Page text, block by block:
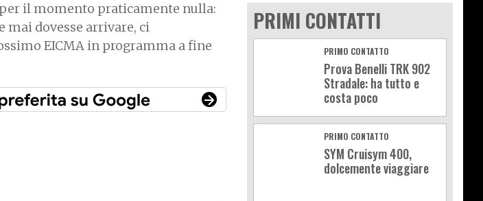
il momento praticamente nulla:
mai dovesse arrivare, ci
EICMA in programma a fine
PRIMI CONTATTI
PRIMO CONTATTO
Prova Benelli TRK 902
Stradale: ha tutto e
costa poco
PRIMO CONTATTO
SYM Cruisym 400,
dolcemente viaggiare